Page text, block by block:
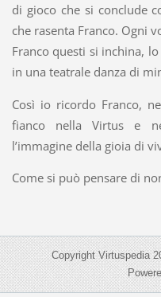
di gioco che si conclude
che rasenta Franco. Ogni
Franco questi si inchina,
in una teatrale danza di
Così io ricordo Franco,
fianco nella Virtus e
l’immagine della gioia di
Come si può pensare di
Copyright Virtuspedia